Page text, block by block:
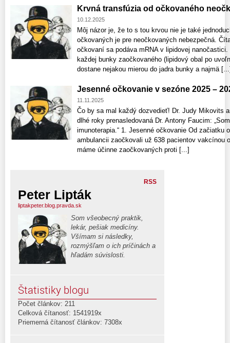
Krvná transfúzia od očkovaného
10.12.2025
Môj názor je, že to s tou krvou nie je také
očkovaných je pre neočkovaných nebezpečná.
očkovaní sa podáva mRNA v lipidovej
každej bunky zaočkovaného (lipidový obal po
dostane nejakou mierou do jadra bunky a najmä
Jesenné očkovanie v sezóne 2025 –
11.11.2025
Čo by sa mal každý dozvedieť! Dr. Judy Mikovits
dlhé roky prenasledovaná Dr. Antony Faucim:
imunoterapia.“ 1. Jesenné očkovanie Od začiatku
ambulancii zaočkovali už 638 pacientov vakcínou
máme účinne zaočkovaných proti [...]
RSS
Peter Lipták
liptakpeter.blog.pravda.sk
Som všeobecný praktik,
lekár, pešiak medicíny.
Všímam si následky,
rozmýšľam o ich príčinách a
hľadám súvislosti.
Štatistiky blogu
Počet článkov: 211
Celková čítanosť: 1541919x
Priemerná čítanosť článkov: 7308x